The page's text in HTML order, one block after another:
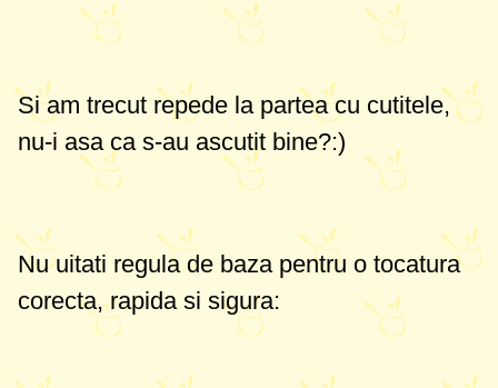
Si am trecut repede la partea cu cutitele,
nu-i asa ca s-au ascutit bine?:)
Nu uitati regula de baza pentru o tocatura
corecta, rapida si sigura: